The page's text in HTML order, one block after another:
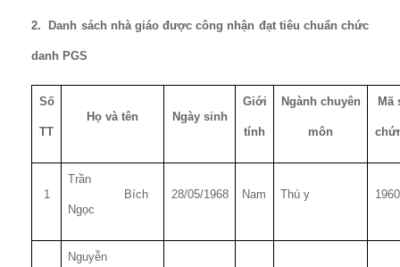
2. Danh sách nhà giáo được công nhận đạt tiêu chuẩn chức
danh PGS
Số
TT
Họ và tên Ngày sinh
Giới
tính
Ngành chuyên
môn
Mã
1
Trần
Ngọc
Bích 28/05/1968 Nam Thú y 1960
Nguyễn